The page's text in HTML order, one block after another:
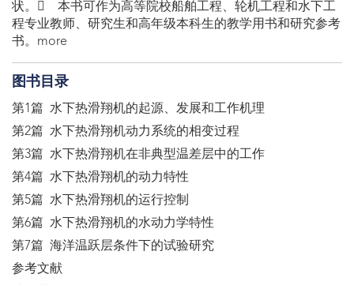
状。 本书可作为高等院校船舶工程、轮机工程和水下工
程专业教师、研究生和高年级本科生的教学用书和研究参考
书。more
图书目录
第1篇 水下热滑翔机的起源、发展和工作机理
第2篇 水下热滑翔机动力系统的相变过程
第3篇 水下热滑翔机在非典型温差层中的工作
第4篇 水下热滑翔机的动力特性
第5篇 水下热滑翔机的运行控制
第6篇 水下热滑翔机的水动力学特性
第7篇 海洋温跃层条件下的试验研究
参考文献